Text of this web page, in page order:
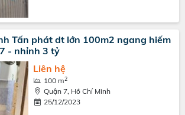
Tấn phát dt lớn 100m2 ngang hiếm
- nhỉnh 3 tỷ
Liên hệ
100 m2
Quận 7, Hồ Chí Minh
25/12/2023